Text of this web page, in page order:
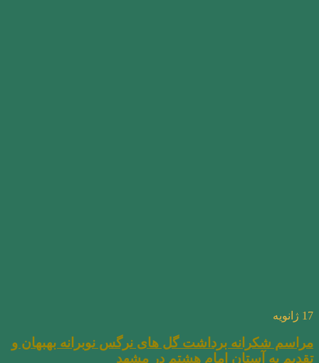
17 ژانویه
مراسم شکرانه برداشت گل های نرگس نوبرانه بهبهان و
تقدیم به آستان امام هشتم در مشهد